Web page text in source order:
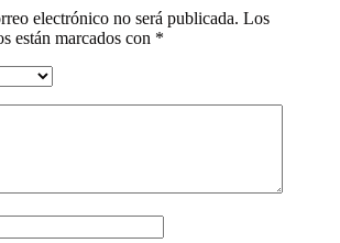
electrónico no será publicada. Los
están marcados con *